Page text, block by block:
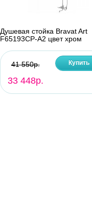
Душевая стойка Bravat Art
F65193CP-A2 цвет хром
41 550р.
33 448р.
Купить